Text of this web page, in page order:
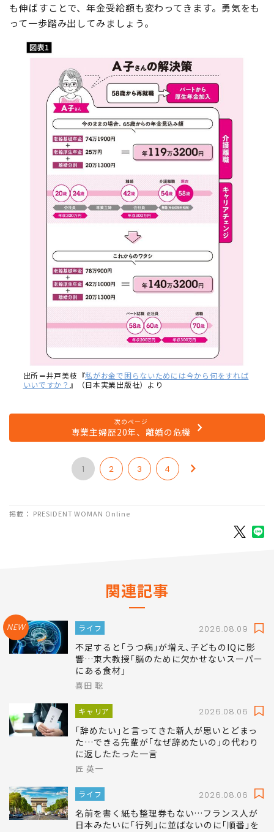
も伸ばすことで、年金受給額も変わってきます。勇気をも
って一歩踏み出してみましょう。
出所＝井戸美枝『私がお金で困らないためには今から何をすれば
いいですか？ 』（日本実業出版社）より
次のページ
専業主婦歴20年、離婚の危機
1 2 3 4
掲載： PRESIDENT WOMAN Online
関連記事
NEW ライフ 2026.08.09
不足すると｢うつ病｣が増え､子どものIQに影
響…東大教授｢脳のために欠かせないスーパー
にある食材｣
喜田 聡
キャリア 2026.08.06
｢辞めたい｣と言ってきた新人が思いとどまっ
た…できる先輩が｢なぜ辞めたいの｣の代わり
に返したたった一言
匠 英一
ライフ 2026.08.06
名前を書く紙も整理券もない…フランス人が
日本みたいに｢行列｣に並ばないのに｢順番｣を